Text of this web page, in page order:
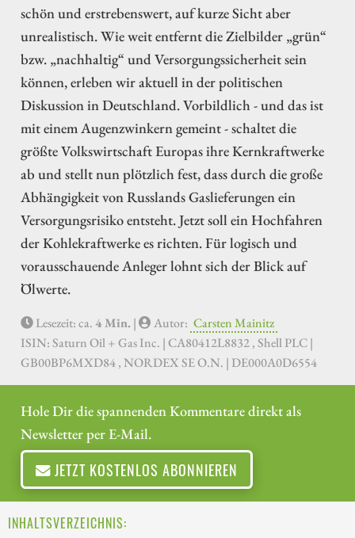
schön und erstrebenswert, auf kurze Sicht aber
unrealistisch. Wie weit entfernt die Zielbilder „grün“
bzw. „nachhaltig“ und Versorgungssicherheit sein
können, erleben wir aktuell in der politischen
Diskussion in Deutschland. Vorbildlich - und das ist
mit einem Augenzwinkern gemeint - schaltet die
größte Volkswirtschaft Europas ihre Kernkraftwerke
ab und stellt nun plötzlich fest, dass durch die große
Abhängigkeit von Russlands Gaslieferungen ein
Versorgungsrisiko entsteht. Jetzt soll ein Hochfahren
der Kohlekraftwerke es richten. Für logisch und
vorausschauende Anleger lohnt sich der Blick auf
Ölwerte.
Lesezeit: ca.4 Min. | Autor: Carsten Mainitz
ISIN: Saturn Oil + Gas Inc. | CA80412L8832 , Shell PLC |
GB00BP6MXD84 , NORDEX SE O.N. | DE000A0D6554
Hole Dir die spannenden Kommentare direkt als
Newsletter per E-Mail.
JETZT KOSTENLOS ABONNIEREN
INHALTSVERZEICHNIS: